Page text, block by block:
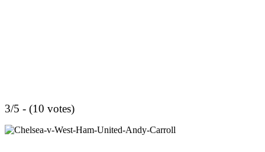
3/5 - (10 votes)